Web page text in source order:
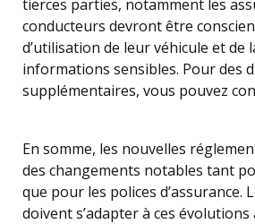
tierces parties, notamment les
conducteurs devront être
d’utilisation de leur véhicule et de
informations sensibles. Pour des
supplémentaires, vous pouvez
En somme, les nouvelles
des changements notables tant
que pour les polices d’assurance.
doivent s’adapter à ces